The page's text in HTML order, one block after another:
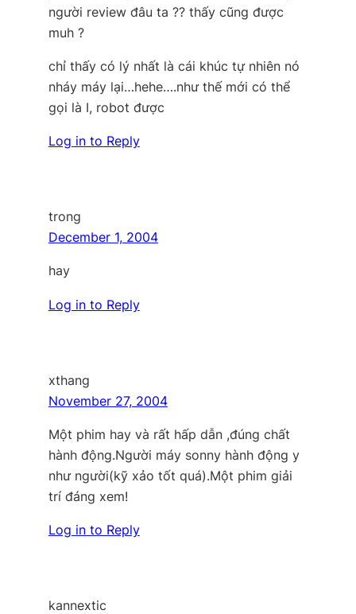
người review đâu ta ?? thấy cũng được
muh ?
chỉ thấy có lý nhất là cái khúc tự nhiên nó
nháy máy lại…hehe….như thế mới có thể
gọi là I, robot được
Log in to Reply
trong
December 1, 2004
hay
Log in to Reply
xthang
November 27, 2004
Một phim hay và rất hấp dẫn ,đúng chất
hành động.Người máy sonny hành động y
như người(kỹ xảo tốt quá).Một phim giải
trí đáng xem!
Log in to Reply
kannextic